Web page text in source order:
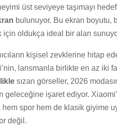
üst seviyeye taşımayı
bulunuyor. Bu ekran boyutu,
için oldukça ideal bir alan
kişisel zevklerine hitap
lansmanla birlikte en az iki
sızan görseller, 2026
geleceğine işaret ediyor.
hem spor hem de klasik giyime
değil.